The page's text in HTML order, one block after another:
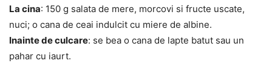
La cina: 150 g salata de mere, morcovi si fructe uscate,
nuci; o cana de ceai indulcit cu miere de albine.
Inainte de culcare: se bea o cana de lapte batut sau un
pahar cu iaurt.